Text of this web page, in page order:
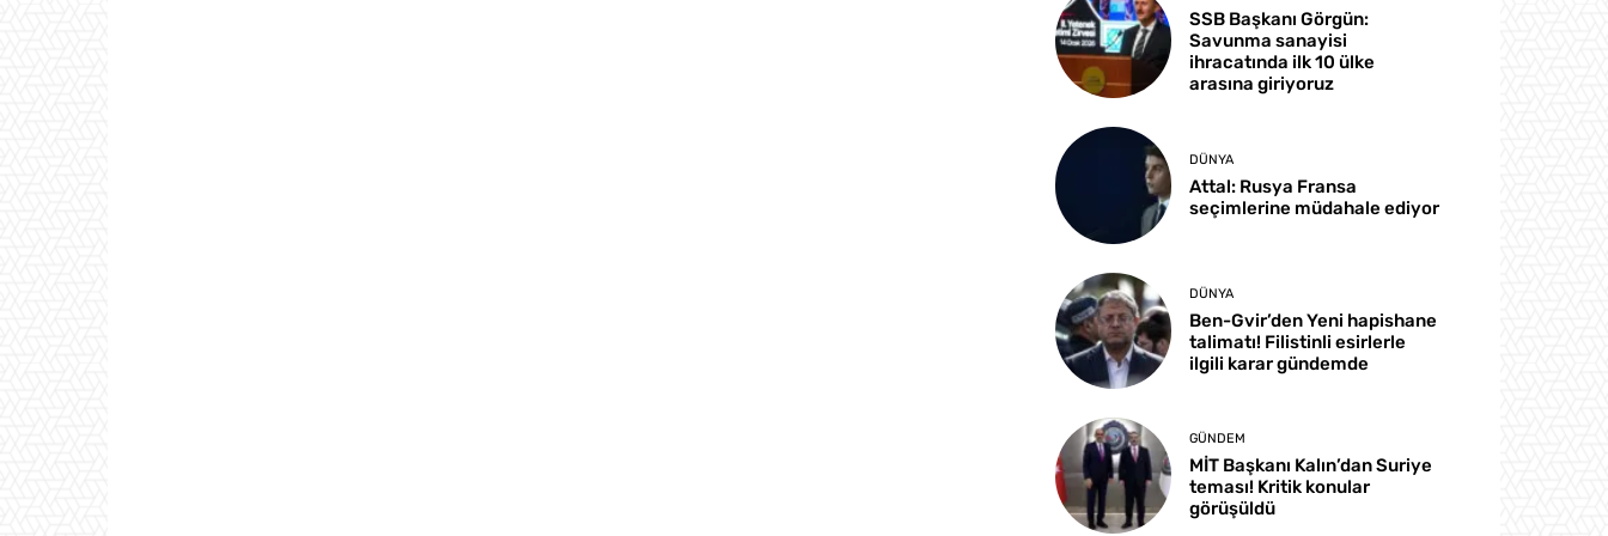
SSB Başkanı Görgün:
Savunma sanayisi
ihracatında ilk 10 ülke
arasına giriyoruz
DÜNYA
Attal: Rusya Fransa
seçimlerine müdahale ediyor
DÜNYA
Ben-Gvir’den Yeni hapishane
talimatı! Filistinli esirlerle
ilgili karar gündemde
GÜNDEM
MİT Başkanı Kalın’dan Suriye
teması! Kritik konular
görüşüldü